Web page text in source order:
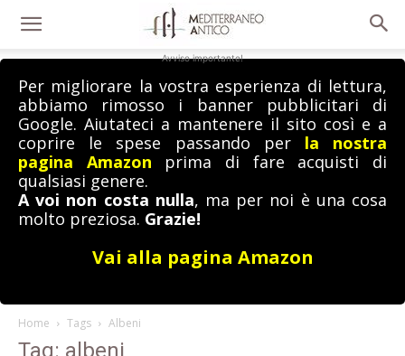
Avviso importante!
Per migliorare la vostra esperienza di lettura,
abbiamo rimosso i banner pubblicitari di
Google. Aiutateci a mantenere il sito così e a
coprire le spese passando per la nostra
pagina Amazon prima di fare acquisti di
qualsiasi genere.
A voi non costa nulla, ma per noi è una cosa
molto preziosa. Grazie!
Vai alla pagina Amazon
Home Tags Albeni
Tag: albeni